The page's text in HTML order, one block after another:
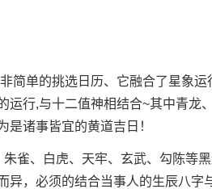
简单的挑选日历、它融合了星象运
运行,与十二值神相结合~其中青龙
是诸事皆宜的黄道吉日！
雀、白虎、天牢、玄武、勾陈等
异，必须的结合当事人的生辰八